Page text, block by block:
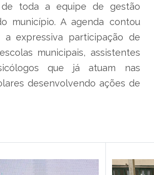
de toda a equipe de gestão
município. A agenda contou
a expressiva participação de
municipais, assistentes
que já atuam nas
desenvolvendo ações de